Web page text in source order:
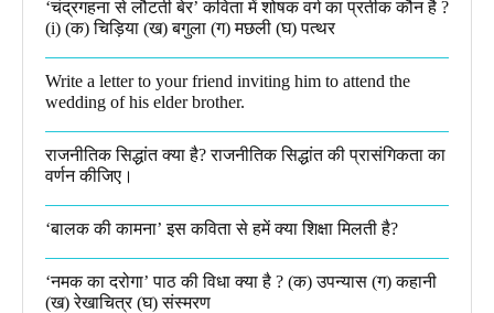
‘चंद्रगहना से लौटती बेर’ कविता में शोषक वर्ग का प्रतीक कौन है ?
(i) (क) चिड़िया (ख) बगुला (ग) मछली (घ) पत्थर
Write a letter to your friend inviting him to attend the
wedding of his elder brother.
राजनीतिक सिद्धांत क्या है? राजनीतिक सिद्धांत की प्रासंगिकता का
वर्णन कीजिए।
‘बालक की कामना’ इस कविता से हमें क्या शिक्षा मिलती है?
‘नमक का दरोगा’ पाठ की विधा क्या है ? (क) उपन्यास (ग) कहानी
(ख) रेखाचित्र (घ) संस्मरण​